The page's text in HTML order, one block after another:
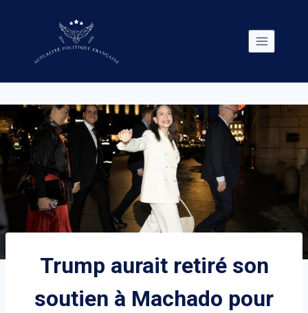
Trump aurait retiré son
soutien à Machado pour